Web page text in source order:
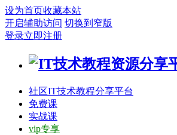
设为首页收藏本站
开启辅助访问 切换到窄版
登录立即注册
社区IT技术教程分享平台
免费课
实战课
vip专享